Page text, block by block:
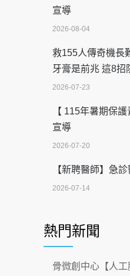
宣導
2026-08-04
救155人傳奇機長
牙膏是前兆 這8招
2026-07-23
【 115年暑期保
宣導
2026-07-20
【新聘醫師】急
2026-07-14
科能量
2026-07-08
沒菸酒也瀕臨洗腎
熱門新聞
骨微創中心【人